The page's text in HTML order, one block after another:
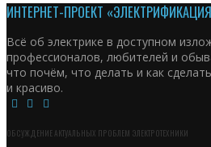
ИНТЕРНЕТ-ПРОЕКТ
Всё об электрике в доступном
профессионалов, любителей и
что почём, что делать и как
и красиво.
ОБСУЖДЕНИЕ АКТУАЛЬНЫХ ПРОБЛЕМ ЭЛЕКТРОТЕХНИКИ